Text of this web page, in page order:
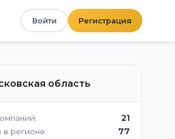
Войти Регистрация
область
21
в регионе: 77